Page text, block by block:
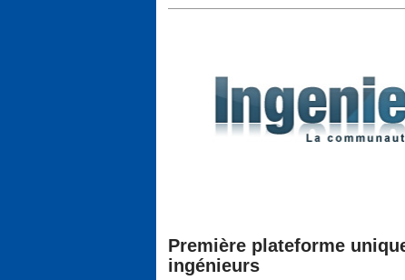
Première plateforme
ingénieurs